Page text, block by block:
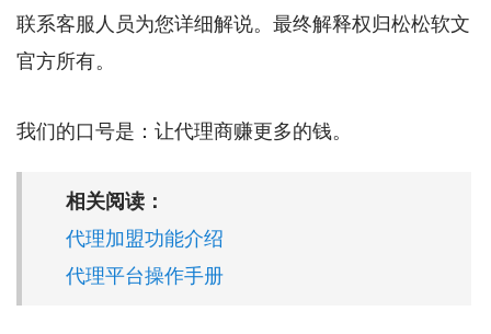
联系客服人员为您详细解说。最终解释权归松松软文
官方所有。
我们的口号是：让代理商赚更多的钱。
相关阅读：
代理加盟功能介绍
代理平台操作手册